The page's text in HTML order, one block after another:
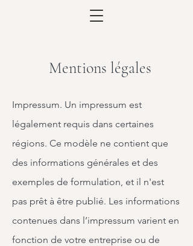
Mentions légales
Impressum. Un impressum est
légalement requis dans certaines
régions. Ce modèle ne contient que
des informations générales et des
exemples de formulation, et il n'est
pas prêt à être publié. Les informations
contenues dans l’impressum varient en
fonction de votre entreprise ou de